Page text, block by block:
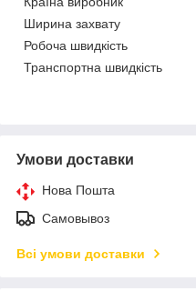
Ширина захвату
Робоча швидкість
Транспортна швидкість
Умови доставки
Нова Пошта
Самовывоз
Всі умови доставки